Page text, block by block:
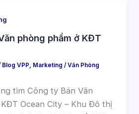
phòng phẩm ở KĐT
Blog VPP, Marketing / Văn Phòng
tìm Công ty Bán Văn
Ocean City – Khu Đô thị